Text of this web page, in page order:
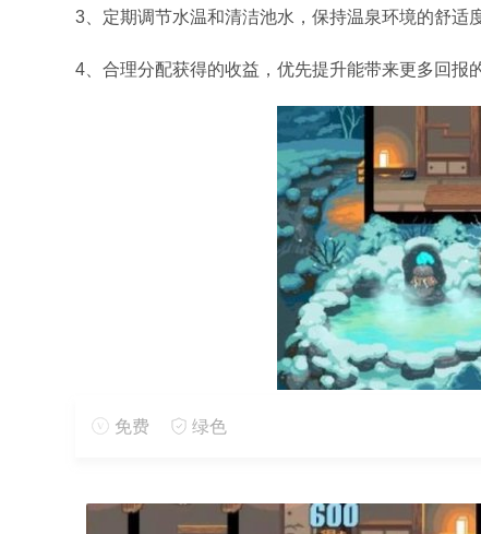
3、定期调节水温和清洁池水，保持温泉环境的舒适度
4、合理分配获得的收益，优先提升能带来更多回报
手游特色
2、多样化的装饰道具可以自由搭配，打造独具风格
免费 绿色